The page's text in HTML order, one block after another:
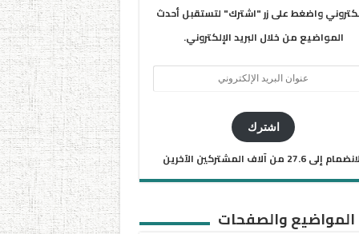
واضغط على زر "اشترك" لتستقبل أحدث
المواضيع من خلال البريد الإلكتروني.
اشترك
إلى 27.6 من آلاف المشتركين الآخرين
المواضيع والصفحات